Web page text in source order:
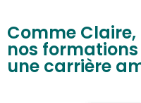
Comme
nos
une carrière